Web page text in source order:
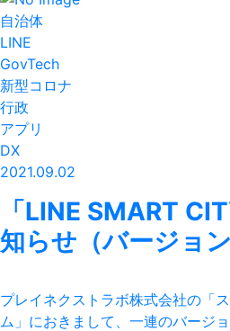
自治体
LINE
GovTech
新型コロナ
行政
アプリ
DX
2021.09.02
「LINE SMART
知らせ（バージョン
プレイネクストラボ株式会社の「
ム」におきまして、一連のバージ